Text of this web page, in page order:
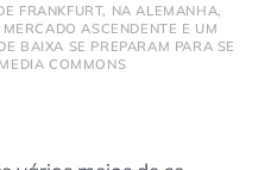
FRANKFURT, NA ALEMANHA,
ASCENDENTE E UM
BAIXA SE PREPARAM PARA SE
COMMONS